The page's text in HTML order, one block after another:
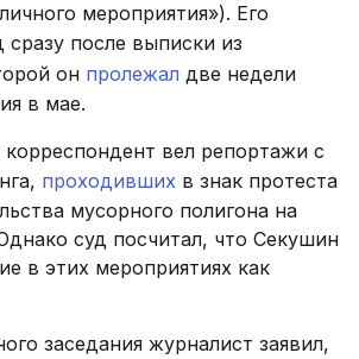
мероприятия»). Его
сразу после выписки из
он пролежал две недели
в мае.
корреспондент вел репортажи с
проходивших в знак протеста
мусорного полигона на
суд посчитал, что Секушин
в этих мероприятиях как
заседания журналист заявил,